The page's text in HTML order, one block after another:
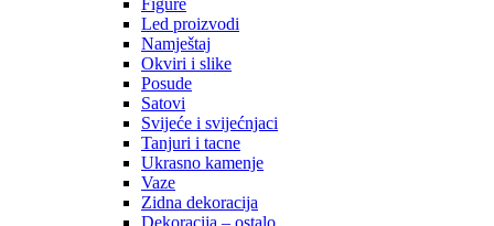
Figure
Led proizvodi
Namještaj
Okviri i slike
Posude
Satovi
Svijeće i svijećnjaci
Tanjuri i tacne
Ukrasno kamenje
Vaze
Zidna dekoracija
Dekoracija – ostalo